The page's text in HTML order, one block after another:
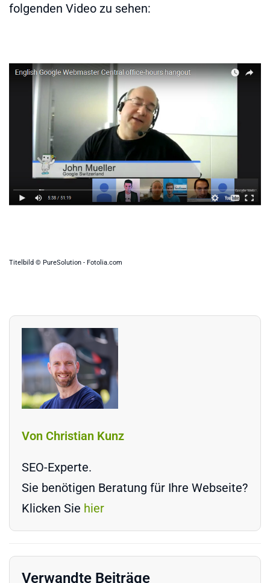
folgenden Video zu sehen:
Titelbild © PureSolution - Fotolia.com
Von Christian Kunz
SEO-Experte.
Sie benötigen Beratung für Ihre Webseite?
Klicken Sie hier
Verwandte Beiträge